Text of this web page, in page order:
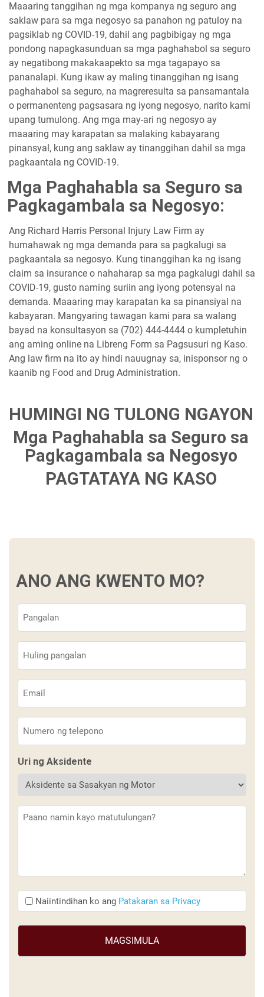
Maaaring tanggihan ng mga kompanya ng seguro ang
saklaw para sa mga negosyo sa panahon ng patuloy na
pagsiklab ng COVID-19, dahil ang pagbibigay ng mga
pondong napagkasunduan sa mga paghahabol sa seguro
ay negatibong makakaapekto sa mga tagapayo sa
pananalapi. Kung ikaw ay maling tinanggihan ng isang
paghahabol sa seguro, na magreresulta sa pansamantala
o permanenteng pagsasara ng iyong negosyo, narito kami
upang tumulong. Ang mga may-ari ng negosyo ay
maaaring may karapatan sa malaking kabayarang
pinansyal, kung ang saklaw ay tinanggihan dahil sa mga
pagkaantala ng COVID-19.
Mga Paghahabla sa Seguro sa
Pagkagambala sa Negosyo:
Ang Richard Harris Personal Injury Law Firm ay
humahawak ng mga demanda para sa pagkalugi sa
pagkaantala sa negosyo. Kung tinanggihan ka ng isang
claim sa insurance o nahaharap sa mga pagkalugi dahil sa
COVID-19, gusto naming suriin ang iyong potensyal na
demanda. Maaaring may karapatan ka sa pinansiyal na
kabayaran. Mangyaring tawagan kami para sa walang
bayad na konsultasyon sa (702) 444-4444 o kumpletuhin
ang aming online na Libreng Form sa Pagsusuri ng Kaso.
Ang law firm na ito ay hindi nauugnay sa, inisponsor ng o
kaanib ng Food and Drug Administration.
HUMINGI NG TULONG NGAYON
Mga Paghahabla sa Seguro sa
Pagkagambala sa Negosyo
PAGTATAYA NG KASO
ANO ANG KWENTO MO?
(Kinakailangan)
(Kinakailangan)
(Kinakailangan)
Uri ng Aksidente
Paglalarawan
Naiintindihan
ko
ang
Naiintindihan ko ang Patakaran sa Privacy